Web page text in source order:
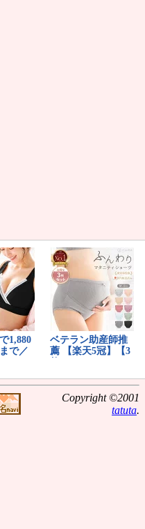
Copyright ©2001
tatuta.